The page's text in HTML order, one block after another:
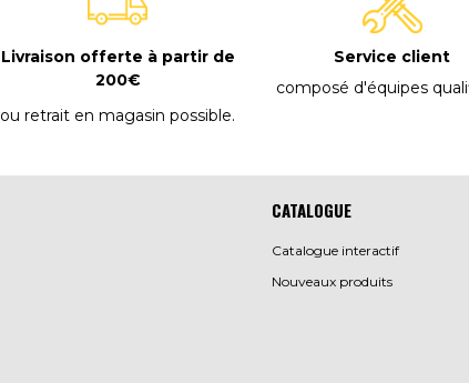
Livraison offerte à partir de
200€
ou retrait en magasin possible.
Service client
composé d'équipes
CATALOGUE
Catalogue interactif
Nouveaux produits